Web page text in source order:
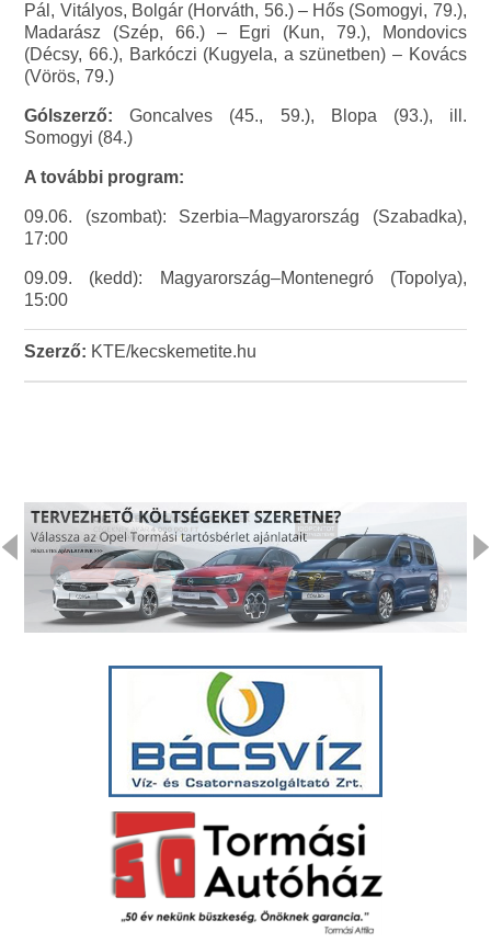
Pál, Vitályos, Bolgár (Horváth, 56.) – Hős (Somogyi, 79.),
Madarász (Szép, 66.) – Egri (Kun, 79.), Mondovics
(Décsy, 66.), Barkóczi (Kugyela, a szünetben) – Kovács
(Vörös, 79.)
Gólszerző:Goncalves (45., 59.), Blopa (93.), ill.
Somogyi (84.)
A további program:
09.06. (szombat): Szerbia–Magyarország (Szabadka),
17:00
09.09. (kedd): Magyarország–Montenegró (Topolya),
15:00
Szerző: KTE/kecskemetite.hu